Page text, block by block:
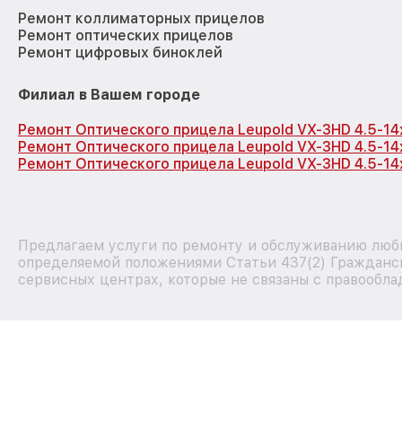
Ремонт коллиматорных прицелов
Ремонт оптических прицелов
Ремонт цифровых биноклей
Филиал в Вашем городе
Ремонт Оптического прицела Leupold VX-3HD 4.5-
Ремонт Оптического прицела Leupold VX-3HD 4.5-
Ремонт Оптического прицела Leupold VX-3HD 4.5-
Предлагаем услуги по ремонту и обслуживанию
определяемой положениями Статьи 437(2)
сервисных центрах, которые не связаны с